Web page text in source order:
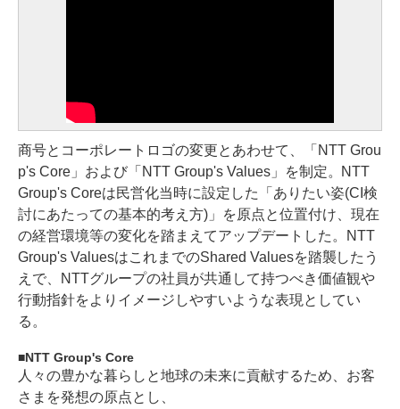
商号とコーポレートロゴの変更とあわせて、「NTT Grou
p's Core」および「NTT Group's Values」を制定。NTT
Group's Coreは民営化当時に設定した「ありたい姿(CI検
討にあたっての基本的考え方)」を原点と位置付け、現在
の経営環境等の変化を踏まえてアップデートした。NTT
Group's ValuesはこれまでのShared Valuesを踏襲したう
えで、NTTグループの社員が共通して持つべき価値観や
行動指針をよりイメージしやすいような表現としてい
る。
NTT Group's Core
人々の豊かな暮らしと地球の未来に貢献するため、お客
さまを発想の原点とし、